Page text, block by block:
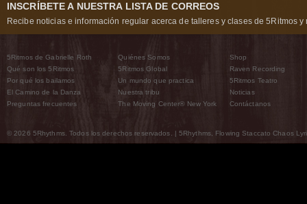
INSCRÍBETE A NUESTRA LISTA DE CORREOS
Recibe noticias e información regular acerca de talleres y clases de 5Ritmos y
5Ritmos de Gabrielle Roth
Qué son los 5Ritmos
Por qué los bailamos
El Camino de la Danza
Preguntas frecuentes
Quiénes Somos
5Ritmos Global
Un mundo que practica
Nuestra tribu
The Moving Center® New York
Shop
Raven Recording
5Ritmos Teatro
Noticias
Contáctanos
© 2026 5Rhythms. Todos los derechos reservados. | 5Rhythms, Flowing Staccato Chaos